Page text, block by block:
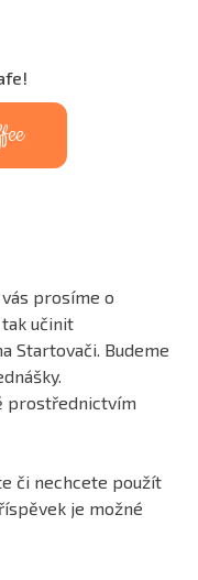
prosíme o
učinit
Startovači. Budeme
prostřednictvím
či nechcete použít
je možné